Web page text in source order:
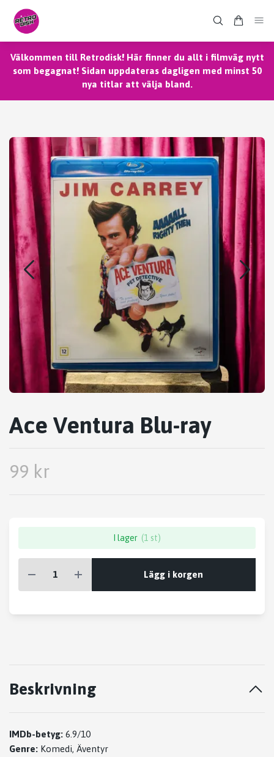
Välkommen till Retrodisk! Här finner du allt i filmväg nytt
som begagnat! Sidan uppdateras dagligen med minst 50
nya titlar att välja bland.
Ace Ventura Blu-ray
99 kr
I lager (1 st)
Lägg i korgen
Beskrivning
IMDb-betyg: 6.9/10
Genre: Komedi, Äventyr